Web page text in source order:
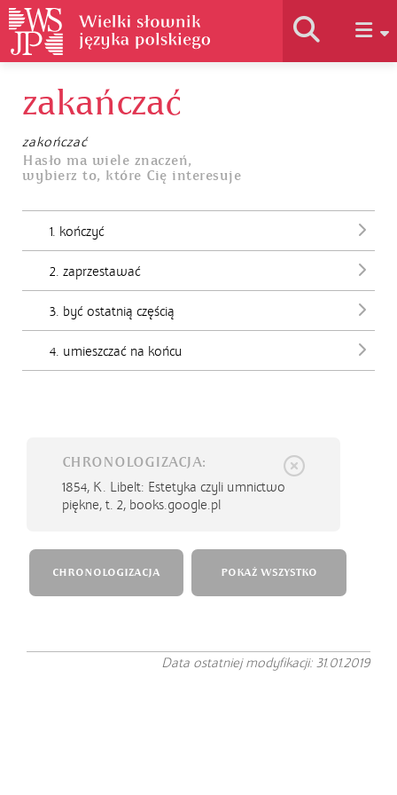
Historia słownika
Jak korzystać
zakańczać
zakończać
Hasło ma wiele znaczeń,
wybierz to, które Cię interesuje
1. kończyć
2. zaprzestawać
3. być ostatnią częścią
4. umieszczać na końcu
CHRONOLOGIZACJA:
1854, K. Libelt: Estetyka czyli umnictwo
piękne, t. 2, books.google.pl
CHRONOLOGIZACJA POKAŻ WSZYSTKO
Data ostatniej modyfikacji: 31.01.2019